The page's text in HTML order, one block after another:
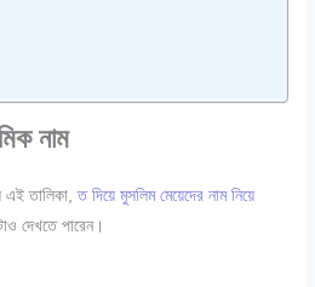
নাম
এই তালিকা,ত দিয়ে মুসলিম মেয়েদের নাম নিয়ে
দেখতে পারেন।